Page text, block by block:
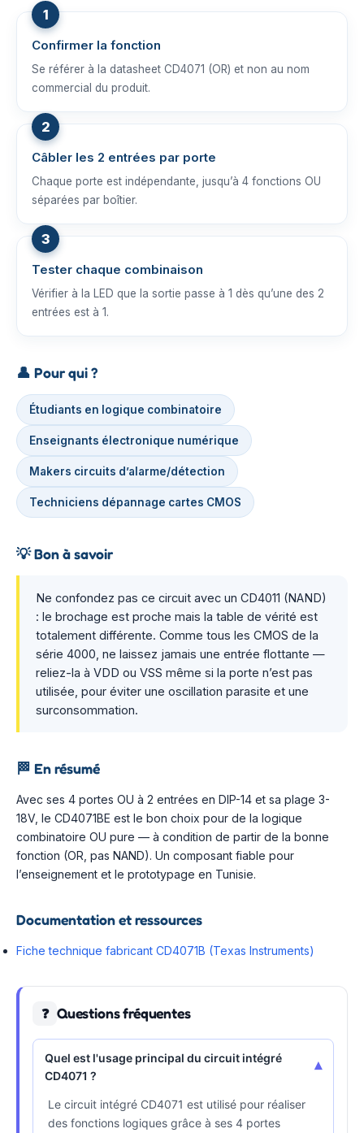
Confirmer la fonction
Se référer à la datasheet CD4071 (OR) et non au nom
commercial du produit.
Câbler les 2 entrées par porte
Chaque porte est indépendante, jusqu’à 4 fonctions OU
séparées par boîtier.
Tester chaque combinaison
Vérifier à la LED que la sortie passe à 1 dès qu’une des 2
entrées est à 1.
👤 Pour qui ?
Étudiants en logique combinatoire
Enseignants électronique numérique
Makers circuits d’alarme/détection
Techniciens dépannage cartes CMOS
💡Bon à savoir
Ne confondez pas ce circuit avec un CD4011 (NAND)
: le brochage est proche mais la table de vérité est
totalement différente. Comme tous les CMOS de la
série 4000, ne laissez jamais une entrée flottante —
reliez-la à VDD ou VSS même si la porte n’est pas
utilisée, pour éviter une oscillation parasite et une
surconsommation.
🏁 En résumé
Avec ses 4 portes OU à 2 entrées en DIP-14 et sa plage 3-
18V, le CD4071BE est le bon choix pour de la logique
combinatoire OU pure — à condition de partir de la bonne
fonction (OR, pas NAND). Un composant fiable pour
l’enseignement et le prototypage en Tunisie.
Documentation et ressources
Fiche technique fabricant CD4071B (Texas Instruments)
❓ Questions fréquentes
Quel est l'usage principal du circuit intégré
CD4071 ?
▾
Le circuit intégré CD4071 est utilisé pour réaliser
des fonctions logiques grâce à ses 4 portes